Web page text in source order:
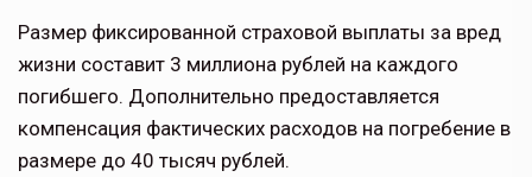
Размер фиксированной страховой выплаты за вред
жизни составит 3 миллиона рублей на каждого
погибшего. Дополнительно предоставляется
компенсация фактических расходов на погребение в
размере до 40 тысяч рублей.